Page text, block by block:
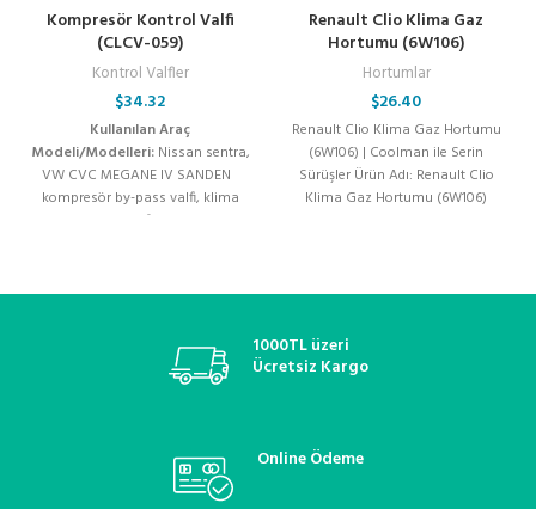
Kompresör Kontrol Valfi
(CLCV-059)
Kontrol Valfler
$34.32
Kullanılan Araç
Modeli/Modelleri:Nissan sentra,
VW CVC MEGANE IV SANDEN
kompresör by-pass valfi, klima
kompresör valfi, kompresör
valeo klima valfi, zexel kompresör
yedek parça, kompresör elektrikli
valfi, klima basınç regülatörü,
klima bakım ve onarım
Renault Clio Klima Gaz
Hortumu (6W106)
Hortumlar
$26.40
Renault Clio Klima Gaz Hortumu
(6W106) | Coolman ile Serin
Sürüşler Ürün Adı: Renault Clio
Klima Gaz Hortumu (6W106)
1000TL üzeri
Ücretsiz Kargo
Online Ödeme